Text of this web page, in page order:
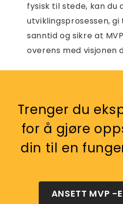
fysisk til stede, kan du
utviklingsprosessen,
sanntid og sikre at
overens med visjonen
Trenger du
for å gjøre
din til en
ANSETT MVP -